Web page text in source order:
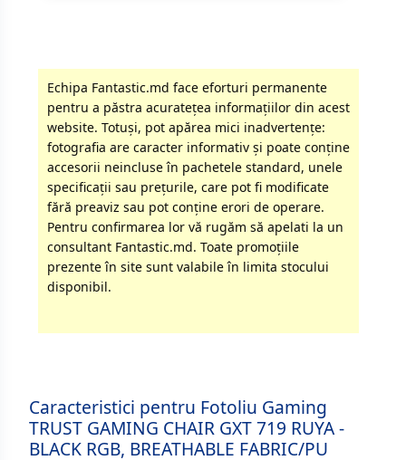
Echipa Fantastic.md face eforturi permanente
pentru a păstra acurateţea informaţiilor din acest
website. Totuși, pot apărea mici inadvertenţe:
fotografia are caracter informativ şi poate conţine
accesorii neincluse în pachetele standard, unele
specificaţii sau preţurile, care pot fi modificate
fără preaviz sau pot conţine erori de operare.
Pentru confirmarea lor vă rugăm să apelati la un
consultant Fantastic.md. Toate promoţiile
prezente în site sunt valabile în limita stocului
disponibil.
Caracteristici pentru Fotoliu Gaming
TRUST GAMING CHAIR GXT 719 RUYA -
BLACK RGB, BREATHABLE FABRIC/PU